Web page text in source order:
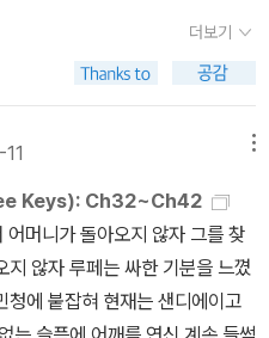
고 싶습니다.고마워요 언니 상!
채워 준 한강 작가님.. 대단히
서친 여러분, 감사합니다. 모두
많이 읽고 많이 쓸 수 있으면
, 많이 살 수 있는 상황이 되면
박꼬박 읽는 중 ㅋ과학책 읽겠다
고 있음. 과학에 대한 나의 관
시 <사라진 것들>이고, <Thre
<When stars are scattered>
맞춰서 받은 선물 <개는 말할
6월까지 2권 끝내는 게 목표입
인데.. <Holes>는 함달달 6월
모름) 기대됩니다. 요즘 아
라고요. 내일부터 6월, 여름이군
개, 그리고 결과와 영향에 이르
많은 도움이 되었다. <물질문
럽인의 일상 생활에서의 소비
한 소재인데다 우리가 현재에도
로 시작되고 퍼져나갔는지 확인
금, 설탕, 후추 등의 식재료를 비
다양한 사례를 통해 당시 흥미
달 동안 함달달 모임 원서로 <Thr
미아였지만 난관에 빠진 친구
더보기
Keys): Ch32~Ch42
머니가 돌아오지 않자 그를 찾
않자 루페는 싸한 기분을 느꼈
청에 붙잡혀 현재는 샌디에이고